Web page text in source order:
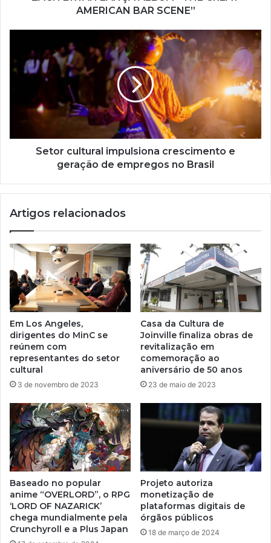
m
a
AMERICAN BAR SCENE”
Setor cultural impulsiona crescimento e
geração de empregos no Brasil
Artigos relacionados
Em Los Angeles,
dirigentes do MinC se
reúnem com
representantes do setor
cultural
3 de novembro de 2023
Casa da Cultura de
Joinville finaliza obras de
revitalização em
comemoração ao
aniversário de 50 anos
23 de maio de 2023
Baseado no popular
anime “OVERLORD”, o RPG
‘LORD OF NAZARICK’
chega mundialmente pela
Crunchyroll e a Plus Japan
Projeto autoriza
monetização de
plataformas digitais de
órgãos públicos
18 de março de 2024